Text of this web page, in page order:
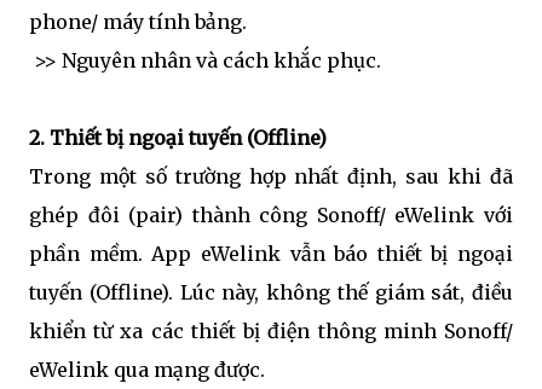
phone/ máy tính bảng.
>> Nguyên nhân và cách khắc phục.
2. Thiết bị ngoại tuyến (Offline)
Trong một số trường hợp nhất định, sau khi đã
ghép đôi (pair) thành công Sonoff/ eWelink với
phần mềm. App eWelink vẫn báo thiết bị ngoại
tuyến (Offline). Lúc này, không thế giám sát, điều
khiển từ xa các thiết bị điện thông minh Sonoff/
eWelink qua mạng được.